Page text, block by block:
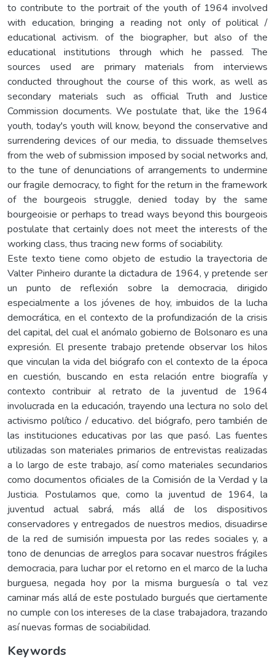
to contribute to the portrait of the youth of 1964 involved
with education, bringing a reading not only of political /
educational activism. of the biographer, but also of the
educational institutions through which he passed. The
sources used are primary materials from interviews
conducted throughout the course of this work, as well as
secondary materials such as official Truth and Justice
Commission documents. We postulate that, like the 1964
youth, today's youth will know, beyond the conservative and
surrendering devices of our media, to dissuade themselves
from the web of submission imposed by social networks and,
to the tune of denunciations of arrangements to undermine
our fragile democracy, to fight for the return in the framework
of the bourgeois struggle, denied today by the same
bourgeoisie or perhaps to tread ways beyond this bourgeois
postulate that certainly does not meet the interests of the
working class, thus tracing new forms of sociability.
Este texto tiene como objeto de estudio la trayectoria de
Valter Pinheiro durante la dictadura de 1964, y pretende ser
un punto de reflexión sobre la democracia, dirigido
especialmente a los jóvenes de hoy, imbuidos de la lucha
democrática, en el contexto de la profundización de la crisis
del capital, del cual el anómalo gobierno de Bolsonaro es una
expresión. El presente trabajo pretende observar los hilos
que vinculan la vida del biógrafo con el contexto de la época
en cuestión, buscando en esta relación entre biografía y
contexto contribuir al retrato de la juventud de 1964
involucrada en la educación, trayendo una lectura no solo del
activismo político / educativo. del biógrafo, pero también de
las instituciones educativas por las que pasó. Las fuentes
utilizadas son materiales primarios de entrevistas realizadas
a lo largo de este trabajo, así como materiales secundarios
como documentos oficiales de la Comisión de la Verdad y la
Justicia. Postulamos que, como la juventud de 1964, la
juventud actual sabrá, más allá de los dispositivos
conservadores y entregados de nuestros medios, disuadirse
de la red de sumisión impuesta por las redes sociales y, a
tono de denuncias de arreglos para socavar nuestros frágiles
democracia, para luchar por el retorno en el marco de la lucha
burguesa, negada hoy por la misma burguesía o tal vez
caminar más allá de este postulado burgués que ciertamente
no cumple con los intereses de la clase trabajadora, trazando
así nuevas formas de sociabilidad.
Keywords